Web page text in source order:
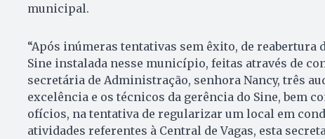
municipal.
“Após inúmeras tentativas sem êxito, de reabertura
Sine instalada nesse município, feitas através de
secretária de Administração, senhora Nancy, três
excelência e os técnicos da gerência do Sine, bem
ofícios, na tentativa de regularizar um local em
atividades referentes à Central de Vagas, esta